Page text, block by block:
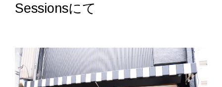
Sessionsにて